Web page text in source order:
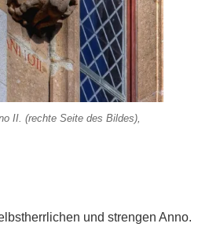
II. (rechte Seite des Bildes),
und strengen Anno.